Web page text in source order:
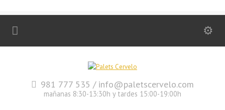
981 777 535 / info@paletscervelo.com
mañanas 8:30-13:30h y tardes 15:00-19:00h